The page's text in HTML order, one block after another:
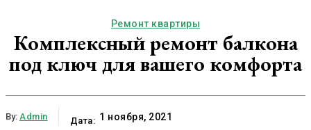
Ремонт квартиры
Комплексный ремонт балкона
под ключ для вашего комфорта
By: Admin Дата: 1 ноября, 2021